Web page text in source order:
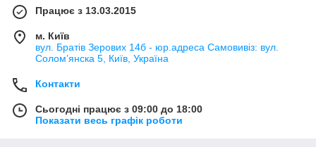
Працює з 13.03.2015
м. Київ
вул. Братів Зерових 14б - юр.адреса Самовивіз: вул.
Соломʼянска 5, Київ, Україна
Контакти
Сьогодні працює з 09:00 до 18:00
Показати весь графік роботи